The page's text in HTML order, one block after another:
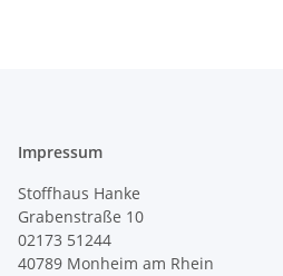
Impressum
Stoffhaus Hanke
Grabenstraße 10
02173 51244
40789 Monheim am Rhein